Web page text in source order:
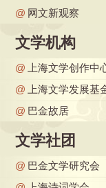
@ 网文新观察
文学机构
@
上海文学创作中
@
上海文学发展基
@ 巴金故居
文学社团
@ 巴金文学研究会